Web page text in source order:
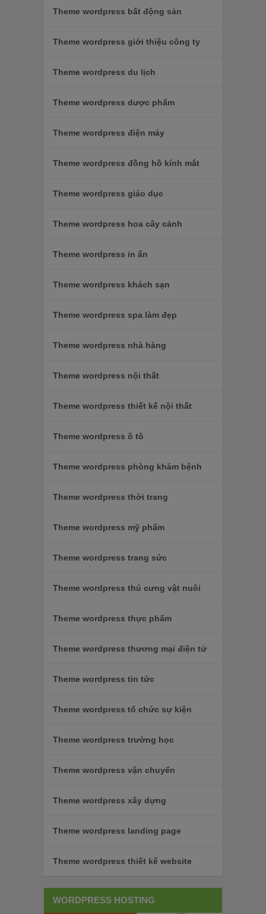
Theme wordpress bất động sản
Theme wordpress giới thiệu công ty
Theme wordpress du lịch
Theme wordpress dược phẩm
Theme wordpress điện máy
Theme wordpress đồng hồ kính mắt
Theme wordpress giáo dục
Theme wordpress hoa cây cảnh
Theme wordpress in ấn
Theme wordpress khách sạn
Theme wordpress spa làm đẹp
Theme wordpress nhà hàng
Theme wordpress nội thất
Theme wordpress thiết kế nội thất
Theme wordpress ô tô
Theme wordpress phòng khám bệnh
Theme wordpress thời trang
Theme wordpress mỹ phẩm
Theme wordpress trang sức
Theme wordpress thú cưng vật nuôi
Theme wordpress thực phẩm
Theme wordpress thương mại điện tử
Theme wordpress tin tức
Theme wordpress tổ chức sự kiện
Theme wordpress trường học
Theme wordpress vận chuyển
Theme wordpress xây dựng
Theme wordpress landing page
Theme wordpress thiết kế website
WORDPRESS HOSTING